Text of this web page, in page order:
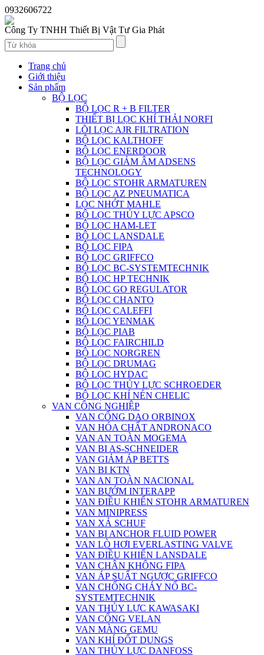
0932606722
Công Ty TNHH Thiết Bị Vật Tư Gia Phát
Trang chủ
Giới thiệu
Sản phẩm
BỘ LỌC
BỘ LỌC R + B FILTER
THIẾT BỊ LỌC KHÍ THẢI NORFI
LÕI LỌC AJR FILTRATION
BỘ LỌC KALTHOFF
BỘ LỌC ENERDOOR
BỘ LỌC GIẢM ÂM ADSENS
TECHNOLOGY
BỘ LỌC STOHR ARMATUREN
BỘ LỌC AZ PNEUMATICA
LỌC NHỚT MAHLE
BỘ LỌC THỦY LỰC APSCO
BỘ LỌC HAM-LET
BỘ LỌC LANSDALE
BỘ LỌC FIPA
BỘ LỌC GRIFFCO
BỘ LỌC BC-SYSTEMTECHNIK
BỘ LỌC HP TECHNIK
BỘ LỌC GO REGULATOR
BỘ LỌC CHANTO
BỘ LỌC CALEFFI
BỘ LỌC YENMAK
BỘ LỌC PIAB
BỘ LỌC FAIRCHILD
BỘ LỌC NORGREN
BỘ LỌC DRUMAG
BỘ LỌC HYDAC
BỘ LỌC THỦY LỰC SCHROEDER
BỘ LỌC KHÍ NÉN CHELIC
VAN CÔNG NGHIỆP
VAN CỔNG DAO ORBINOX
VAN HÓA CHẤT ANDRONACO
VAN AN TOÀN MOGEMA
VAN BI AS-SCHNEIDER
VAN GIẢM ÁP BETTS
VAN BI KTN
VAN AN TOÀN NACIONAL
VAN BƯỚM INTERAPP
VAN ĐIỀU KHIỂN STOHR ARMATUREN
VAN MINIPRESS
VAN XẢ SCHUF
VAN BI ANCHOR FLUID POWER
VAN LÒ HƠI EVERLASTING VALVE
VAN ĐIỀU KHIỂN LANSDALE
VAN CHÂN KHÔNG FIPA
VAN ÁP SUẤT NGƯỢC GRIFFCO
VAN CHỐNG CHÁY NỔ BC-
SYSTEMTECHNIK
VAN THỦY LỰC KAWASAKI
VAN CỔNG VELAN
VAN MÀNG GEMU
VAN KHÍ ĐỐT DUNGS
VAN THỦY LỰC DANFOSS